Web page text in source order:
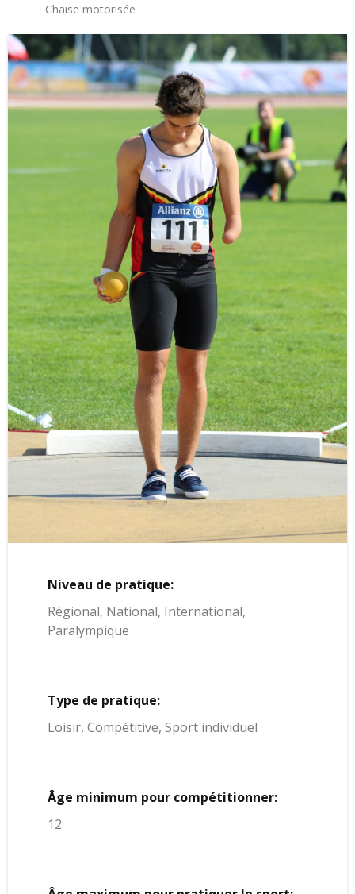
Chaise motorisée
Niveau de pratique:
Régional, National, International,
Paralympique
Type de pratique:
Loisir, Compétitive, Sport individuel
Âge minimum pour compétitionner:
12